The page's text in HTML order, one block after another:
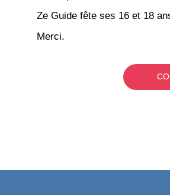
Ze Guide fête ses 16 et 18
Merci.